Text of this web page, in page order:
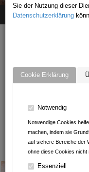
Sie der Nutzung dieser
Datenschutzerklärung
Cookie Erklärung
Notwendig
Notwendige Cookies
machen, indem sie
auf sichere Bereiche der
ohne diese Cookies nicht
Essenziell
Home News Geschenke
Fahrschule Florian Leichtle
La Kiosk
Outdoor Outlet